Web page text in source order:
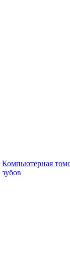
Компьютерная
зубов